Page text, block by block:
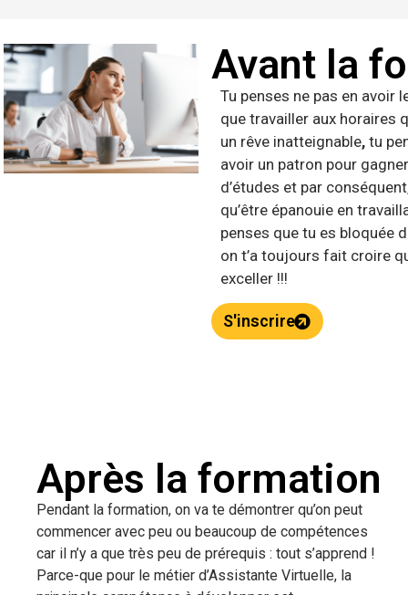
Avant la
Tu penses ne pas en avoir
que travailler aux horaires
un rêve inatteignable, tu
avoir un patron pour
d’études et par
qu’être épanouie en
penses que tu es bloquée
on t’a toujours fait croire
exceller !!!
S'inscrire
Après la formation
Pendant la formation, on va te démontrer qu’on peut
commencer avec peu ou beaucoup de compétences
car il n’y a que très peu de prérequis : tout s’apprend !
Parce-que pour le métier d’Assistante Virtuelle, la